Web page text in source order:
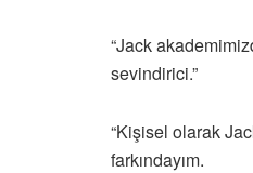
“Jack
sevindirici.”
“Kişisel olarak
farkındayım.